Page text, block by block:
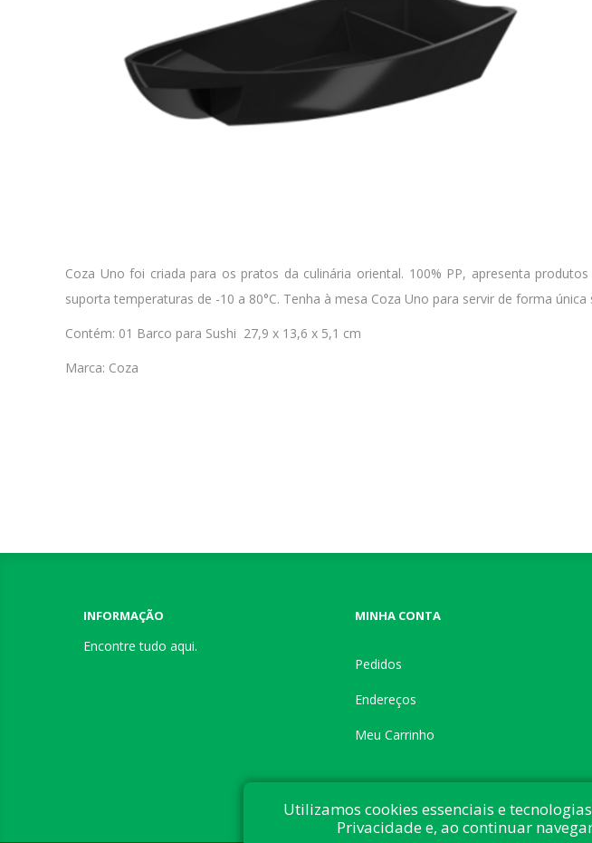
Coza Uno foi criada para os pratos da culinária oriental. 100% PP, apresenta
suporta temperaturas de -10 a 80°C. Tenha à mesa Coza Uno para servir de forma
Contém: 01 Barco para Sushi 27,9 x 13,6 x 5,1 cm
Marca: Coza
INFORMAÇÃO
Encontre tudo aqui.
MINHA CONTA
Pedidos
Endereços
Meu Carrinho
Utilizamos cookies essenciais e
Privacidade e, ao continuar